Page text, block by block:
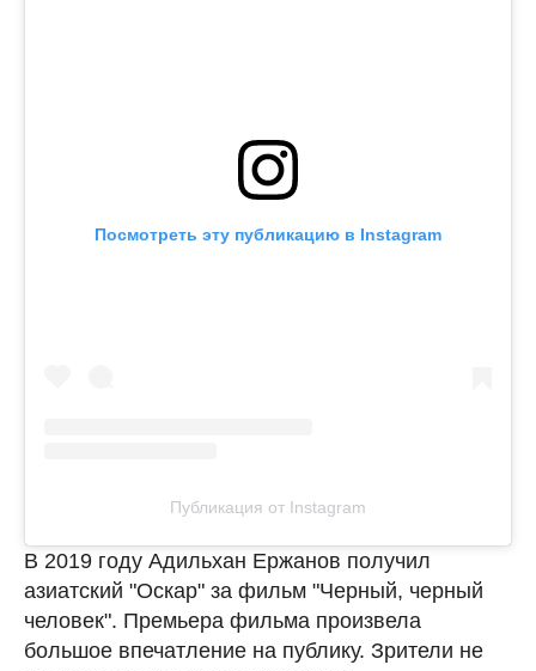
Посмотреть эту публикацию в Instagram
Публикация от Instagram
В 2019 году Адильхан Ержанов получил
азиатский "Оскар" за фильм "Черный, черный
человек". Премьера фильма произвела
большое впечатление на публику. Зрители не